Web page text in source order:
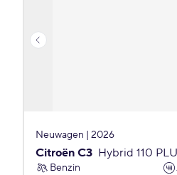
Neuwagen | 2026
Citroën C3 Hybrid 110
Benzin